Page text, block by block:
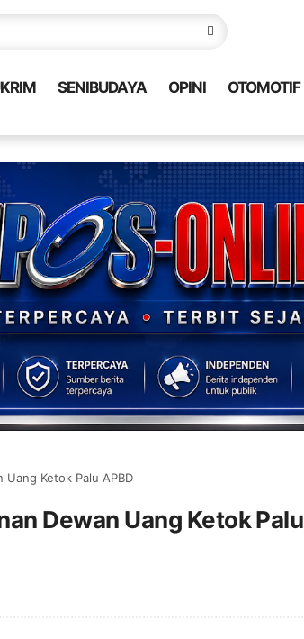
SENIBUDAYA OPINI OTOMOTIF
Ketok Palu APBD
Dewan Uang Ketok Palu